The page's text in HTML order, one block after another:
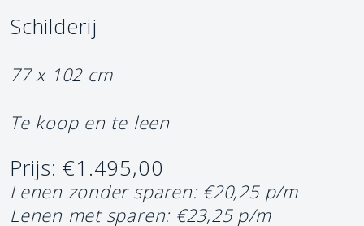
Schilderij
77 x 102 cm
Te koop en te leen
Prijs: €1.495,00
Lenen zonder sparen: €20,25 p/m
Lenen met sparen: €23,25 p/m